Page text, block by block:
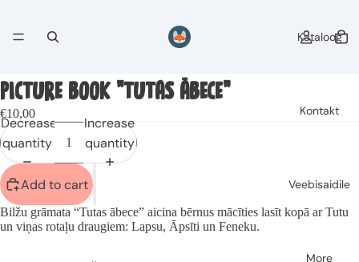
Kataloog
Kontakt
Veebisaidile
More
PICTURE BOOK "TUTAS ĀBECE"
€10,00
Decrease
quantity
Increase
quantity
Add to cart
Bilžu grāmata “Tutas ābece” aicina bērnus mācīties lasīt kopā ar Tutu
un viņas rotaļu draugiem: Lapsu, Āpsīti un Feneku.